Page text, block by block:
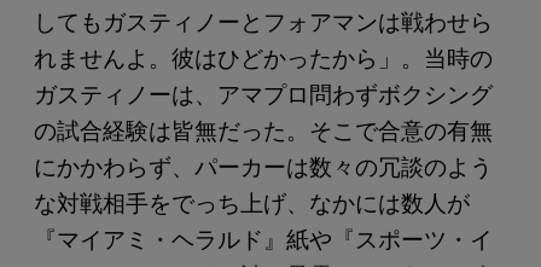
してもガスティノーとフォアマンは戦わせら
れませんよ。彼はひどかったから」。当時の
ガスティノーは、アマプロ問わずボクシング
の試合経験は皆無だった。そこで合意の有無
にかかわらず、パーカーは数々の冗談のよう
な対戦相手をでっち上げ、なかには数人が
『マイアミ・ヘラルド』紙や『スポーツ・イ